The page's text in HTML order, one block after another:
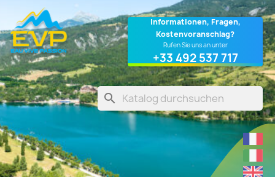
Informationen, Fragen,
Kostenvoranschlag?
Rufen Sie uns an unter
+33 492 537 717
search
Cookie-Einstellungen